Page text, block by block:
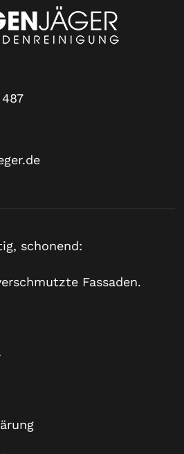
schonend:
Fassaden.